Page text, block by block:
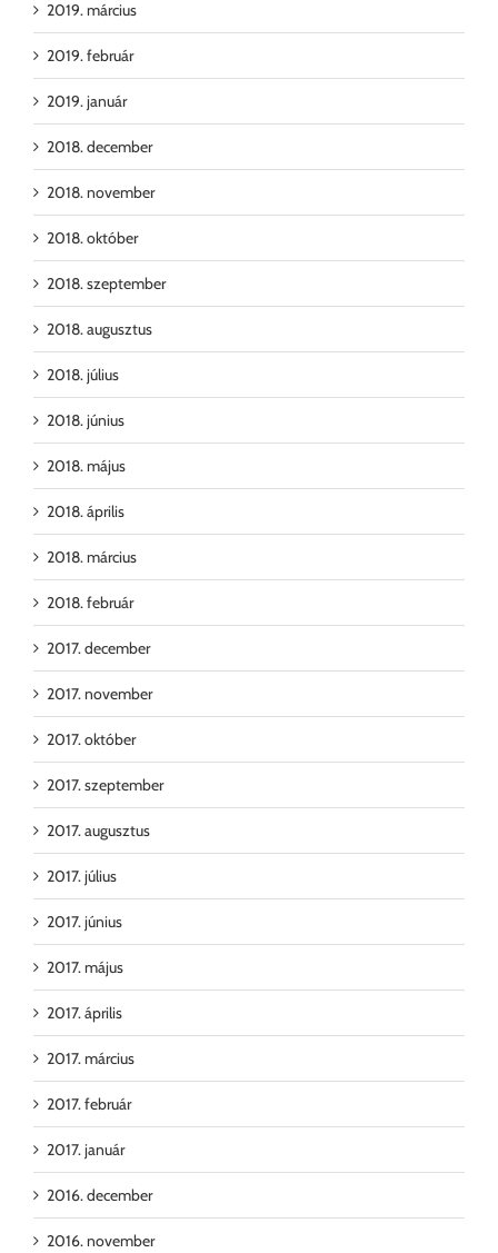
2019. március
2019. február
2019. január
2018. december
2018. november
2018. október
2018. szeptember
2018. augusztus
2018. július
2018. június
2018. május
2018. április
2018. március
2018. február
2017. december
2017. november
2017. október
2017. szeptember
2017. augusztus
2017. július
2017. június
2017. május
2017. április
2017. március
2017. február
2017. január
2016. december
2016. november